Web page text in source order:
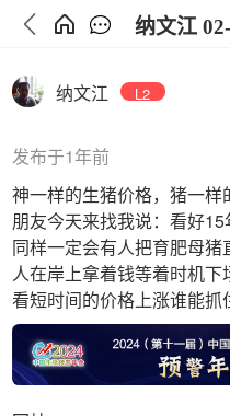
纳文江
纳文江 L2
发布于1年前
神一样的生猪价格，猪一
朋友今天来找我说：看好15
同样一定会有人把育肥母
人在岸上拿着钱等着时机
看短时间的价格上涨谁能抓